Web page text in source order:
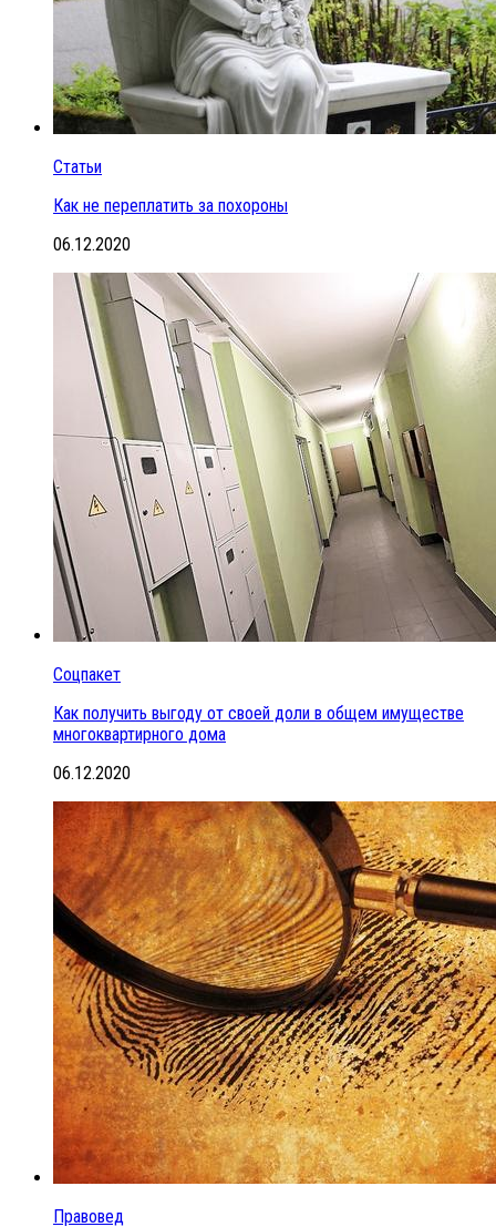
Статьи
Как не переплатить за похороны
06.12.2020
Соцпакет
Как получить выгоду от своей доли в общем имуществе
многоквартирного дома
06.12.2020
Правовед